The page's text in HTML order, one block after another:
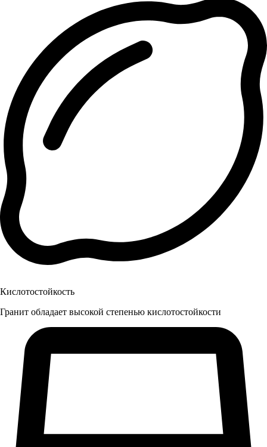
Кислотостойкость
Гранит обладает высокой степенью кислотостойкости